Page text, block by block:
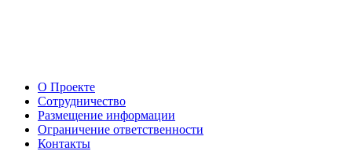
О Проекте
Сотрудничество
Размещение информации
Ограничение ответственности
Контакты